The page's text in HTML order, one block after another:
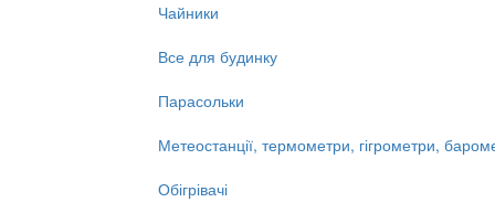
Чайники
Все для будинку
Парасольки
Метеостанції, термометри, гігрометри,
Обігрівачі